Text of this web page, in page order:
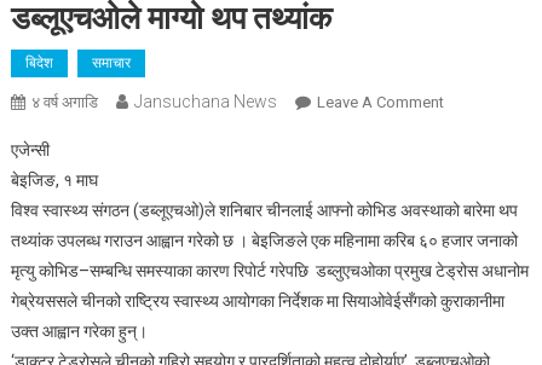
डब्लूएचओले माग्यो थप तथ्यांक
बिदेश समाचार
४ वर्ष अगाडि Jansuchana News Leave A CommentOn
महिनामा
६०
हजारको
मृत्युः
माग्यो
एजेन्सी
बेइजिङ, १ माघ
विश्व स्वास्थ्य संगठन (डब्लूएचओ)ले शनिबार चीनलाई आफ्नो कोभिड अवस्थाको बारेमा थप
तथ्यांक उपलब्ध गराउन आह्वान गरेको छ । बेइजिङले एक महिनामा करिब ६० हजार जनाको
मृत्यु कोभिड–सम्बन्धि समस्याका कारण रिपोर्ट गरेपछि डब्लुएचओका प्रमुख टेड्रोस अधानोम
गेब्रेयससले चीनको राष्ट्रिय स्वास्थ्य आयोगका निर्देशक मा सियाओवेईसँगको कुराकानीमा
उक्त आह्वान गरेका हुन्।